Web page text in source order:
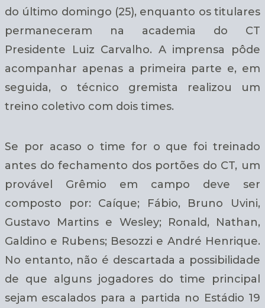
do último domingo (25), enquanto os titulares
permaneceram na academia do CT
Presidente Luiz Carvalho. A imprensa pôde
acompanhar apenas a primeira parte e, em
seguida, o técnico gremista realizou um
treino coletivo com dois times.
Se por acaso o time for o que foi treinado
antes do fechamento dos portões do CT, um
provável Grêmio em campo deve ser
composto por: Caíque; Fábio, Bruno Uvini,
Gustavo Martins e Wesley; Ronald, Nathan,
Galdino e Rubens; Besozzi e André Henrique.
No entanto, não é descartada a possibilidade
de que alguns jogadores do time principal
sejam escalados para a partida no Estádio 19